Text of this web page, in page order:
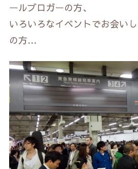
ールブロガーの方、
いろいろなイベントでお会い
の方…